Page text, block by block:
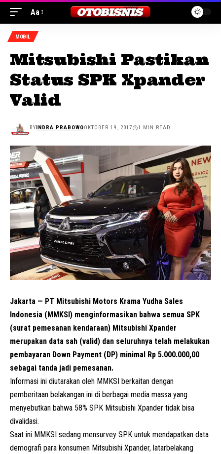
Aa
MOBIL
Mitsubishi Pastikan
Status SPK Xpander
Valid
BYINDRA PRABOWOOKTOBER 19, 2017 1 MIN READ
Jakarta — PT Mitsubishi Motors Krama Yudha Sales
Indonesia (MMKSI) menginformasikan bahwa semua SPK
(surat pemesanan kendaraan) Mitsubishi Xpander
merupakan data sah (valid) dan seluruhnya telah melakukan
pembayaran Down Payment (DP) minimal Rp 5.000.000,00
sebagai tanda jadi pemesanan.
Informasi ini diutarakan oleh MMKSI berkaitan dengan
pemberitaan belakangan ini di berbagai media massa yang
menyebutkan bahwa 58% SPK Mitsubishi Xpander tidak bisa
divalidasi.
Saat ini MMKSI sedang mensurvey SPK untuk mendapatkan data
demografi para konsumen Mitsubishi Xpander, latarbelakang